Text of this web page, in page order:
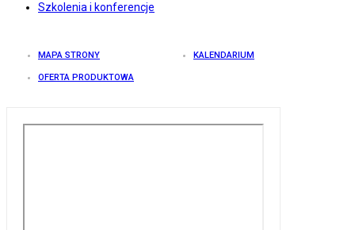
Szkolenia i konferencje
MAPA STRONY KALENDARIUM
OFERTA PRODUKTOWA